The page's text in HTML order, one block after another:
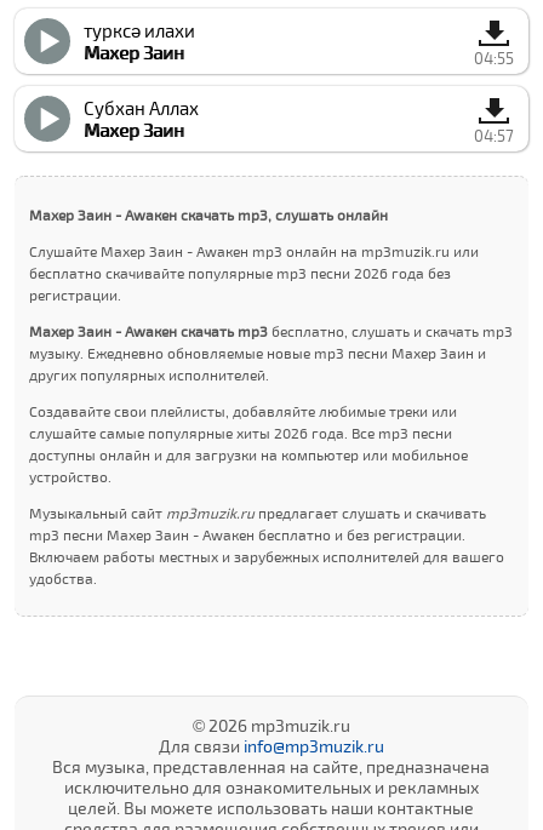
туркcə илахи
Махер Заин
04:55
Субхан Аллах
Махер Заин
04:57
Махер Заин - Аwакен скачать mp3, слушать онлайн
Слушайте Махер Заин - Аwакен mp3 онлайн на mp3muzik.ru или
бесплатно скачивайте популярные mp3 песни 2026 года без
регистрации.
Махер Заин - Аwакен скачать mp3 бесплатно, слушать и скачать mp3
музыку. Ежедневно обновляемые новые mp3 песни Махер Заин и
других популярных исполнителей.
Создавайте свои плейлисты, добавляйте любимые треки или
слушайте самые популярные хиты 2026 года. Все mp3 песни
доступны онлайн и для загрузки на компьютер или мобильное
устройство.
Музыкальный сайт mp3muzik.ruпредлагает слушать и скачивать
mp3 песни Махер Заин - Аwакен бесплатно и без регистрации.
Включаем работы местных и зарубежных исполнителей для вашего
удобства.
© 2026 mp3muzik.ru
Для связи info@mp3muzik.ru
Вся музыка, представленная на сайте, предназначена
исключительно для ознакомительных и рекламных
целей. Вы можете использовать наши контактные